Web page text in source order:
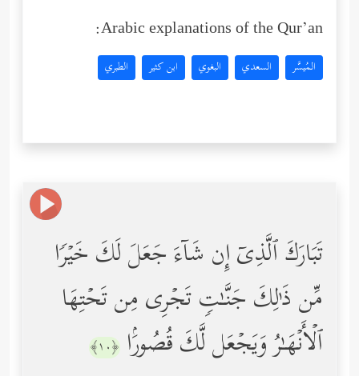
Arabic explanations of the Qur’an:
المُيسَّر السعدي البغوي ابن كثير الطبري
تَبَارَكَ ٱلَّذِیۤ إِن شَاۤءَ جَعَلَ لَكَ خَیۡرࣰا
مِّن ذَ ٰ⁠لِكَ جَنَّـٰتࣲ تَجۡرِی مِن تَحۡتِهَا
ٱلۡأَنۡهَـٰرُ وَیَجۡعَل لَّكَ قُصُورَۢا ﴿١٠﴾